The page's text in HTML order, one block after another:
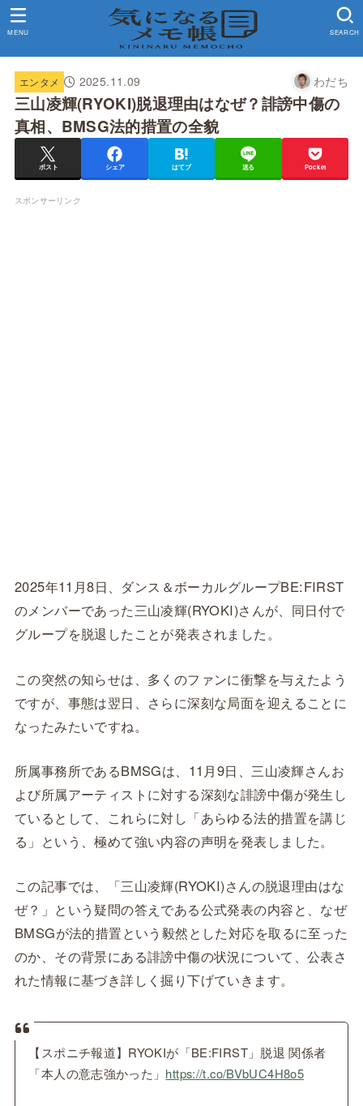
SEARCH
MENU
エンタメ 2025.11.09 わだち
三山凌輝(RYOKI)脱退理由はなぜ？誹謗中傷の
真相、BMSG法的措置の全貌
ポスト シェア はてブ 送る Pocket
スポンサーリンク
2025年11月8日、ダンス＆ボーカルグループBE:FIRST
のメンバーであった三山凌輝(RYOKI)さんが、同日付で
グループを脱退したことが発表されました。
この突然の知らせは、多くのファンに衝撃を与えたよう
ですが、事態は翌日、さらに深刻な局面を迎えることに
なったみたいですね。
所属事務所であるBMSGは、11月9日、三山凌輝さんお
よび所属アーティストに対する深刻な誹謗中傷が発生し
ているとして、これらに対し「あらゆる法的措置を講じ
る」という、極めて強い内容の声明を発表しました。
この記事では、「三山凌輝(RYOKI)さんの脱退理由はな
ぜ？」という疑問の答えである公式発表の内容と、なぜ
BMSGが法的措置という毅然とした対応を取るに至った
のか、その背景にある誹謗中傷の状況について、公表さ
れた情報に基づき詳しく掘り下げていきます。
【スポニチ報道】RYOKIが「BE:FIRST」脱退 関係者
「本人の意志強かった」 https://t.co/BVbUC4H8o5